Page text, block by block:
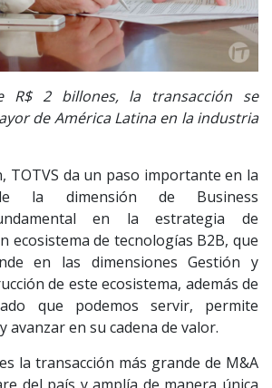
R$ 2 billones, la transacción se
de América Latina en la industria
TOTVS da un paso importante en la
la dimensión de Business
en la estrategia de
ecosistema de tecnologías B2B, que
en las dimensiones Gestión y
de este ecosistema, además de
que podemos servir, permite
avanzar en su cadena de valor.
la transacción más grande de M&A